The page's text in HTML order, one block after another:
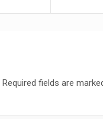
Required fields are